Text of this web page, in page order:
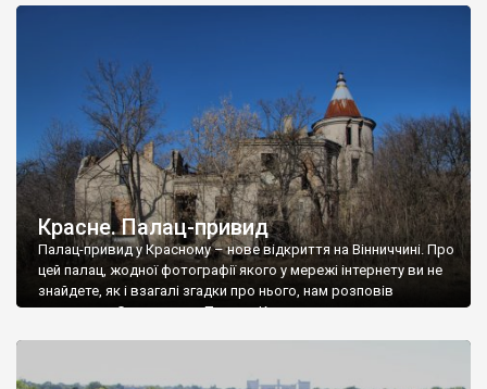
Красне. Палац-привид
Палац-привид у Красному – нове відкриття на Вінниччині. Про
цей палац, жодної фотографії якого у мережі інтернету ви не
знайдете, як і взагалі згадки про нього, нам розповів
мешканець Самгородка. Палац у Красному вразив не лише